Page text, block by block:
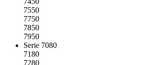
7550
7750
7850
7950
Serie 7080
7180
7280